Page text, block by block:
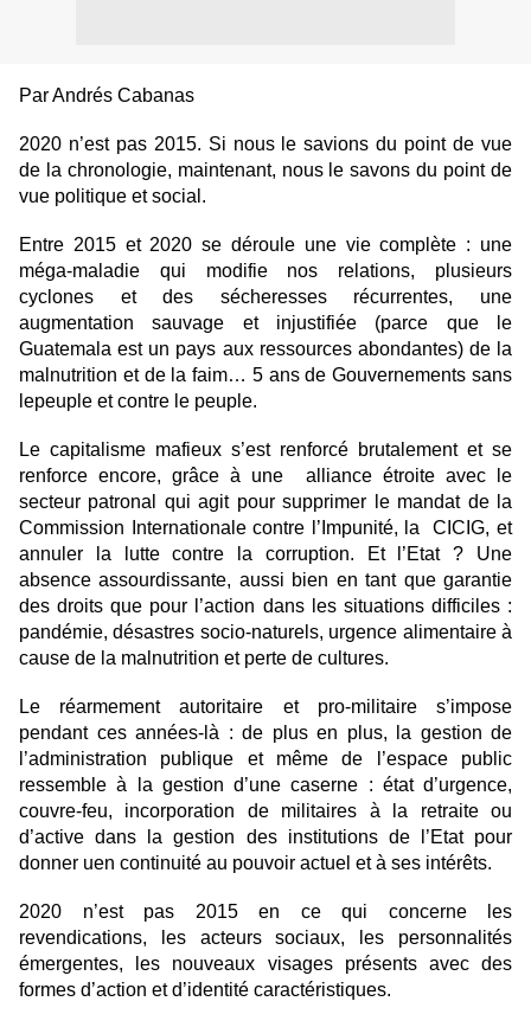
Par Andrés Cabanas
2020 n’est pas 2015. Si nous le savions du point de vue
de la chronologie, maintenant, nous le savons du point de
vue politique et social.
Entre 2015 et 2020 se déroule une vie complète : une
méga-maladie qui modifie nos relations, plusieurs
cyclones et des sécheresses récurrentes, une
augmentation sauvage et injustifiée (parce que le
Guatemala est un pays aux ressources abondantes) de la
malnutrition et de la faim… 5 ans de Gouvernements sans
lepeuple et contre le peuple.
Le capitalisme mafieux s’est renforcé brutalement et se
renforce encore, grâce à une alliance étroite avec le
secteur patronal qui agit pour supprimer le mandat de la
Commission Internationale contre l’Impunité, la CICIG, et
annuler la lutte contre la corruption. Et l’Etat ? Une
absence assourdissante, aussi bien en tant que garantie
des droits que pour l’action dans les situations difficiles :
pandémie, désastres socio-naturels, urgence alimentaire à
cause de la malnutrition et perte de cultures.
Le réarmement autoritaire et pro-militaire s’impose
pendant ces années-là : de plus en plus, la gestion de
l’administration publique et même de l’espace public
ressemble à la gestion d’une caserne : état d’urgence,
couvre-feu, incorporation de militaires à la retraite ou
d’active dans la gestion des institutions de l’Etat pour
donner uen continuité au pouvoir actuel et à ses intérêts.
2020 n’est pas 2015 en ce qui concerne les
revendications, les acteurs sociaux, les personnalités
émergentes, les nouveaux visages présents avec des
formes d’action et d’identité caractéristiques.